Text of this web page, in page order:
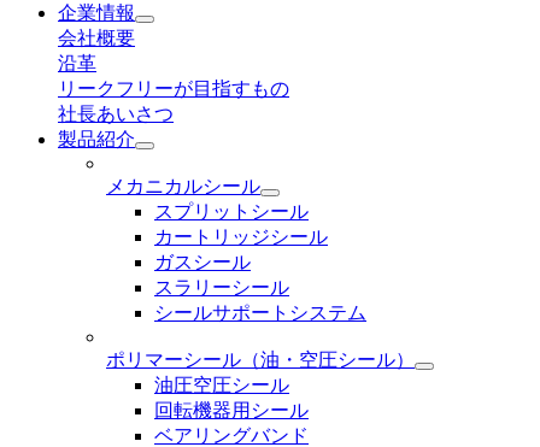
企業情報
会社概要
沿革
リークフリーが目指すもの
社長あいさつ
製品紹介
メカニカルシール
スプリットシール
カートリッジシール
ガスシール
スラリーシール
シールサポートシステム
ポリマーシール （油・空圧シール）
油圧空圧シール
回転機器用シール
ベアリングバンド